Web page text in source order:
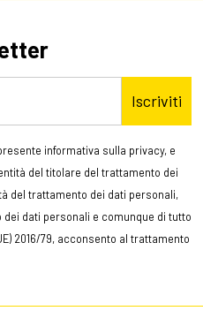
Iscriviti
informativa sulla privacy, e
del titolare del trattamento dei
del trattamento dei dati personali,
dati personali e comunque di tutto
2016/79, acconsento al trattamento